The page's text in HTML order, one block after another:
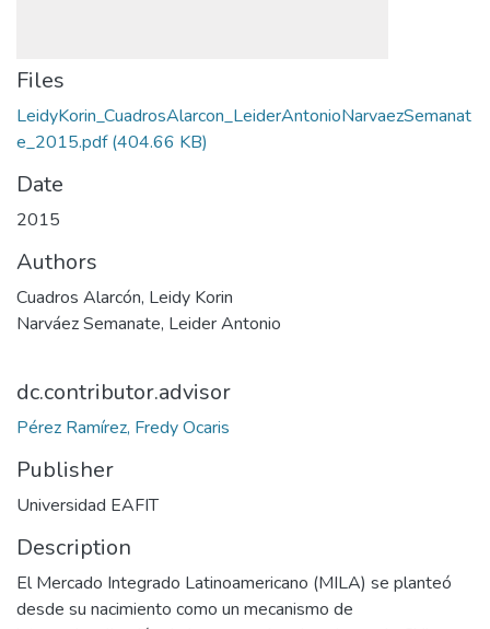
Files
LeidyKorin_CuadrosAlarcon_LeiderAntonioNarvaezSemanat
e_2015.pdf(404.66 KB)
Date
2015
Authors
Cuadros Alarcón, Leidy Korin
Narváez Semanate, Leider Antonio
dc.contributor.advisor
Pérez Ramírez, Fredy Ocaris
Publisher
Universidad EAFIT
Description
El Mercado Integrado Latinoamericano (MILA) se planteó
desde su nacimiento como un mecanismo de